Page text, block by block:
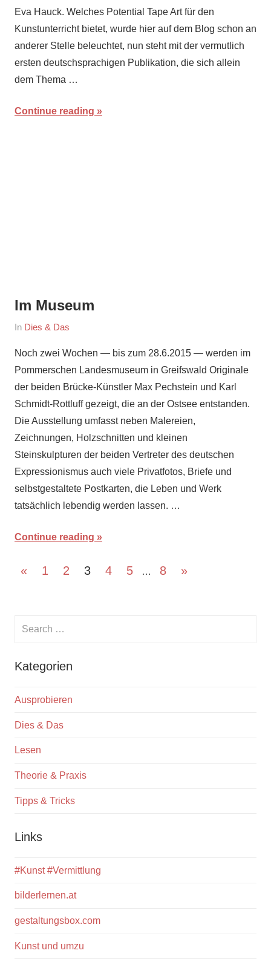
Eva Hauck. Welches Potential Tape Art für den
Kunstunterricht bietet, wurde hier auf dem Blog schon an
anderer Stelle beleuchtet, nun steht mit der vermutlich
ersten deutschsprachigen Publikation, die sich allein
dem Thema …
Continue reading
Im Museum
On
14,
2015
By
In Dies & Das
Noch zwei Wochen — bis zum 28.6.2015 — werden im
Pommerschen Landesmuseum in Greifswald Originale
der beiden Brücke-Künstler Max Pechstein und Karl
Schmidt-Rottluff gezeigt, die an der Ostsee entstanden.
Die Ausstellung umfasst neben Malereien,
Zeichnungen, Holzschnitten und kleinen
Steinskulpturen der beiden Vertreter des deutschen
Expressionismus auch viele Privatfotos, Briefe und
selbstgestaltete Postkarten, die Leben und Werk
tatsächlich lebendig werden lassen. …
Continue reading
Posts
«Previous
1 2 3 4 5 … 8
Next
»
Search
Kategorien
Ausprobieren
Dies & Das
Lesen
Theorie & Praxis
Tipps & Tricks
Links
#Kunst #Vermittlung
bilderlernen.at
gestaltungsbox.com
Kunst und umzu